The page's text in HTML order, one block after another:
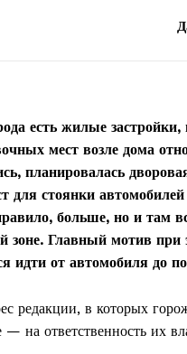
есть жилые
мест возле дома
планировалась
для стоянки
больше, но и там
зоне. Главный мотив
идти от автомобиля до
редакции, в которых
на ответственность их